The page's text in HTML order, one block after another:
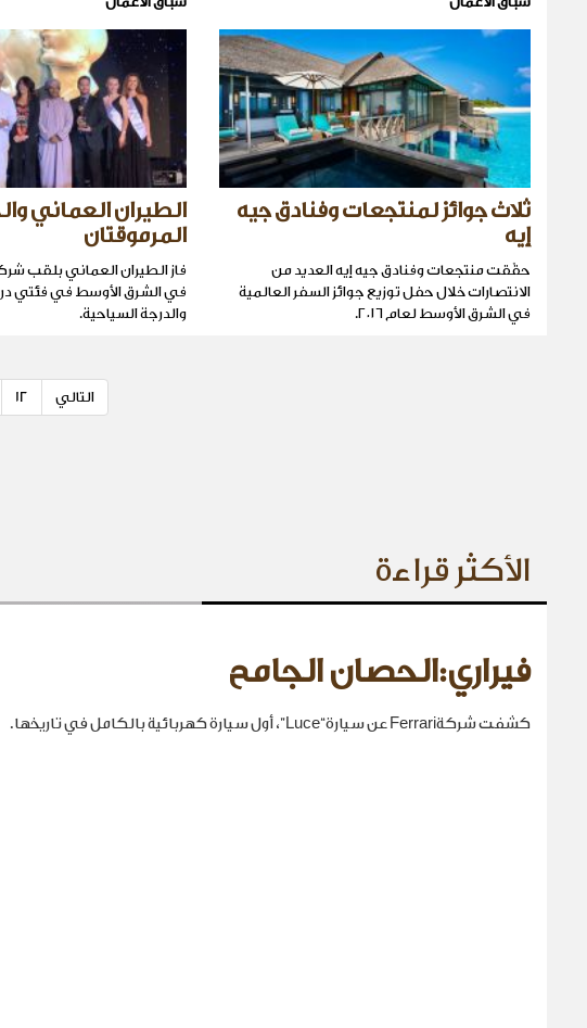
ثلاث جوائز لمنتجعات وفنادق جيه
إيه
حقّقت منتجعات وفنادق جيه إيه العديد من
الانتصارات خلال حفل توزيع جوائز السفر العالمية
في الشرق الأوسط لعام ٢٠١٦.
الطيران العماني
المرموقتان
فاز الطيران العماني بلقب
في الشرق الأوسط في فئتي
والدرجة السياحية.
12 التالي
الأكثر قراءة
فيراري:الحصان الجامح
كشفت شركةFerrari عن سيارة“Luce”، أول سيارة كهربائية بالكامل في تاريخها.